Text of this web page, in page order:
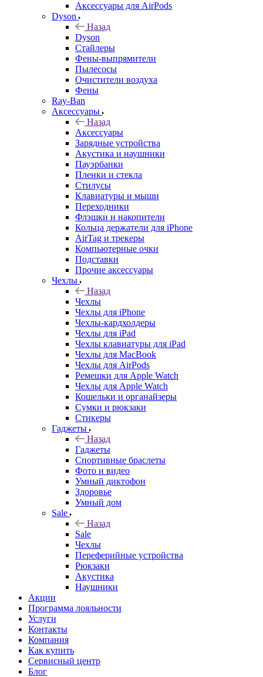
Аксессуары для AirPods
Dyson
Назад
Dyson
Стайлеры
Фены-выпрямители
Пылесосы
Очистители воздуха
Фены
Ray-Ban
Аксессуары
Назад
Аксессуары
Зарядные устройства
Акустика и наушники
Пауэрбанки
Пленки и стекла
Стилусы
Клавиатуры и мыши
Переходники
Флэшки и накопители
Кольца держатели для iPhone
AirTag и трекеры
Компьютерные очки
Подставки
Прочие аксессуары
Чехлы
Назад
Чехлы
Чехлы для iPhone
Чехлы-кардхолдеры
Чехлы для iPad
Чехлы клавиатуры для iPad
Чехлы для MacBook
Чехлы для AirPods
Ремешки для Apple Watch
Чехлы для Apple Watch
Кошельки и органайзеры
Сумки и рюкзаки
Стикеры
Гаджеты
Назад
Гаджеты
Спортивные браслеты
Фото и видео
Умный диктофон
Здоровье
Умный дом
Sale
Назад
Sale
Чехлы
Переферийные устройства
Рюкзаки
Акустика
Наушники
Акции
Программа лояльности
Услуги
Контакты
Компания
Как купить
Сервисный центр
Блог